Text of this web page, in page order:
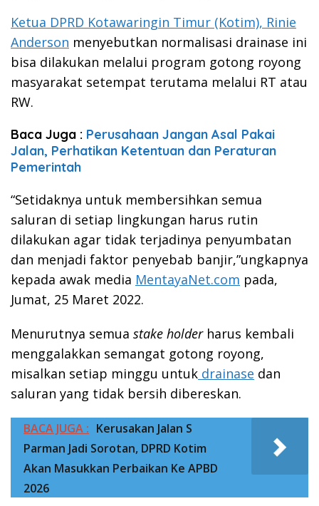
Ketua DPRD Kotawaringin Timur (Kotim), Rinie
Anderson menyebutkan normalisasi drainase ini
bisa dilakukan melalui program gotong royong
masyarakat setempat terutama melalui RT atau
RW.
Baca Juga : Perusahaan Jangan Asal Pakai
Jalan, Perhatikan Ketentuan dan Peraturan
Pemerintah
“Setidaknya untuk membersihkan semua
saluran di setiap lingkungan harus rutin
dilakukan agar tidak terjadinya penyumbatan
dan menjadi faktor penyebab banjir,”ungkapnya
kepada awak media MentayaNet.com pada,
Jumat, 25 Maret 2022.
Menurutnya semua stake holderharus kembali
menggalakkan semangat gotong royong,
misalkan setiap minggu untuk drainase dan
saluran yang tidak bersih dibereskan.
BACA JUGA : Kerusakan Jalan S
Parman Jadi Sorotan, DPRD Kotim
Akan Masukkan Perbaikan Ke APBD
2026